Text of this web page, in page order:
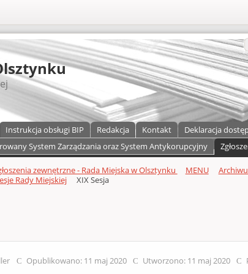
Instrukcja obsługi BIP Redakcja Kontakt Deklaracja
System Zarządzania oraz System Antykorupcyjny
zewnętrzne - Rada Miejska w Olsztynku MENU
Rady Miejskiej XIX Sesja
Opublikowano: 11 maj 2020 Utworzono: 11 maj 2020